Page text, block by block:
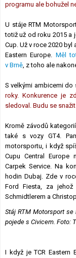
programu ale bohužel
U stáje RTM
totiž už od roku 2015 a
Cup. Už v roce 2020
Eastern Europe. Měl
v Brně, z toho ale
S velkými ambicemi do
roky. Konkurence je
sledoval. Budu se
Kromě závodů
také s vozy GT4.
motorsportu, i když
Cupu Central Europe
Carpek Service. Na
hodin Dubaj. Zde v
Ford Fiesta, za
Schmidtlerem a
Stáj RTM Motorsport
pojede s Civicem. Foto:
I když je TCR Eastern